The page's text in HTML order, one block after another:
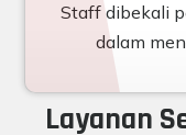
Staff dibekali
dalam
Layanan